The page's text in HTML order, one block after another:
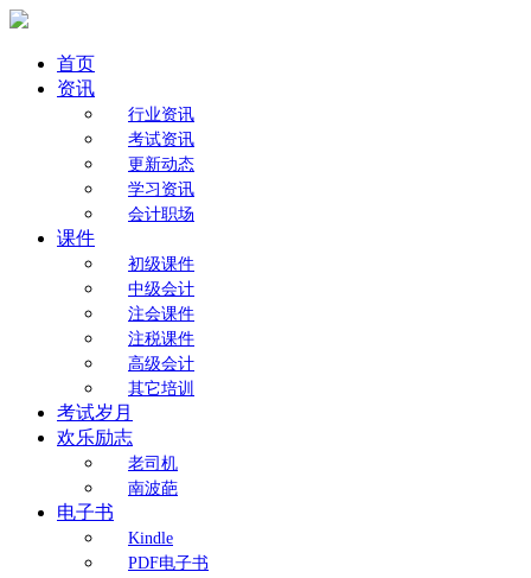
首页
资讯
行业资讯
考试资讯
更新动态
学习资讯
会计职场
课件
初级课件
中级会计
注会课件
注税课件
高级会计
其它培训
考试岁月
欢乐励志
老司机
南波葩
电子书
Kindle
PDF电子书